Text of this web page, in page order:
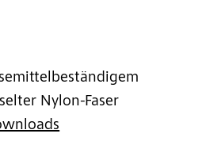
Nylon-Faser